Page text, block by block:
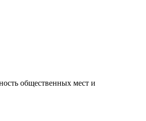
общественных мест и